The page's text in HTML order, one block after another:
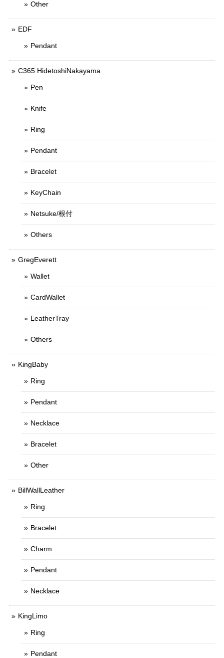
Other
EDF
Pendant
C365 HidetoshiNakayama
Pen
Knife
Ring
Pendant
Bracelet
KeyChain
Netsuke/根付
Others
GregEverett
Wallet
CardWallet
LeatherTray
Others
KingBaby
Ring
Pendant
Necklace
Bracelet
Other
BillWallLeather
Ring
Bracelet
Charm
Pendant
Necklace
KingLimo
Ring
Pendant